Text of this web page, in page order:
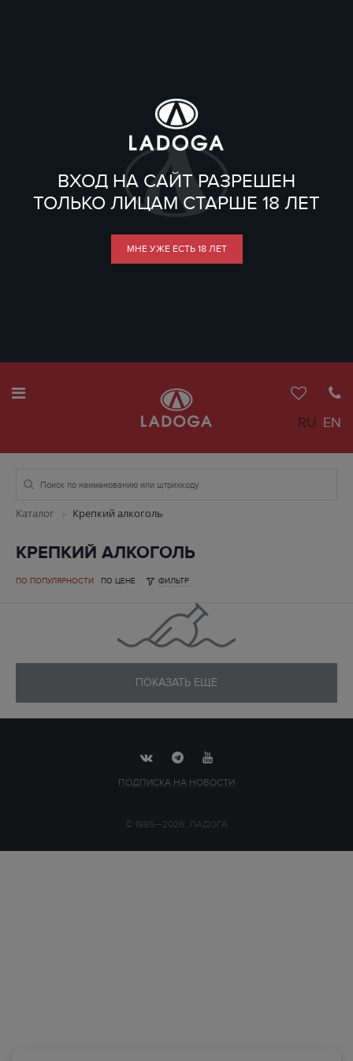
ВХОД НА САЙТ РАЗРЕШЕН
ТОЛЬКО ЛИЦАМ СТАРШЕ 18 ЛЕТ
МНЕ УЖЕ ЕСТЬ 18 ЛЕТ
RU EN
Каталог Крепкий алкоголь
КРЕПКИЙ АЛКОГОЛЬ
ПО ПОПУЛЯРНОСТИ ПО ЦЕНЕ ФИЛЬТР
ПОКАЗАТЬ ЕЩЕ
ПОДПИСКА НА НОВОСТИ
© 1995—2026, ЛАДОГА